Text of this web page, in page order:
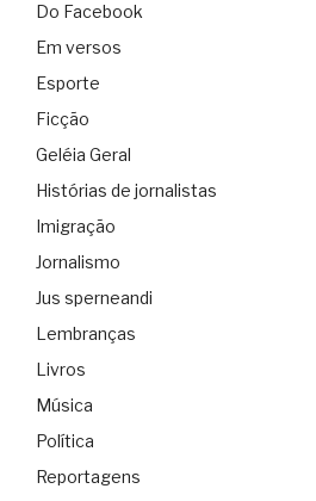
Do Facebook
Em versos
Esporte
Ficção
Geléia Geral
Histórias de jornalistas
Imigração
Jornalismo
Jus sperneandi
Lembranças
Livros
Música
Política
Reportagens